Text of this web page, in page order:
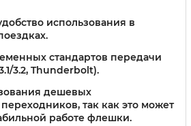
использования в
стандартов передачи
3.2, Thunderbolt).
дешевых
так как это может
работе флешки.